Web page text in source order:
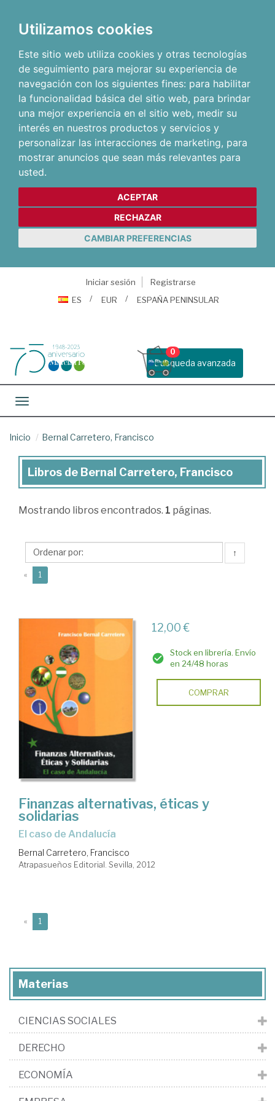
Utilizamos cookies
Este sitio web utiliza cookies y otras tecnologías
de seguimiento para mejorar su experiencia de
navegación con los siguientes fines: para habilitar
la funcionalidad básica del sitio web, para brindar
una mejor experiencia en el sitio web, medir su
interés en nuestros productos y servicios y
personalizar las interacciones de marketing, para
mostrar anuncios que sean más relevantes para
usted.
ACEPTAR
RECHAZAR
CAMBIAR PREFERENCIAS
Iniciar sesión
Registrarse
ES
EUR ESPAÑA PENINSULAR
Busqueda avanzada
0
Toggle navigation
Inicio Bernal Carretero, Francisco
Libros
Bernal
Francisco
Libros de Bernal Carretero, Francisco
Mostrando libros encontrados. 1 páginas.
↑
« 1
12,00 €
Stock en librería. Envío
en 24/48 horas
COMPRAR
Finanzas alternativas, éticas y
solidarias
el caso de Andalucía
Bernal Carretero, Francisco
Atrapasueños Editorial. Sevilla, 2012
« 1
Materias
CIENCIAS SOCIALES
DERECHO
ECONOMÍA